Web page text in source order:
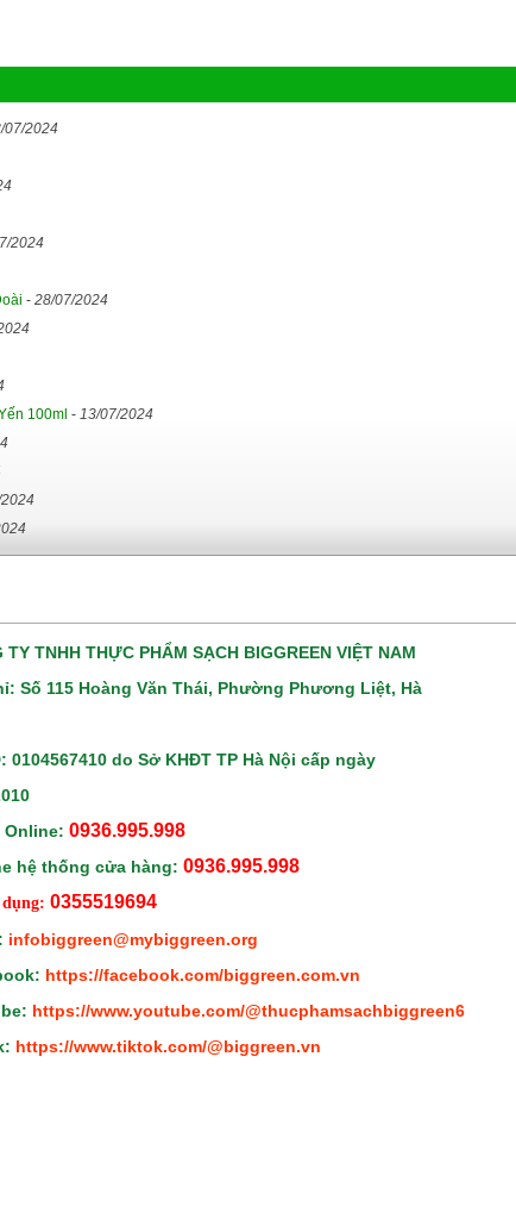
07/2024
2024
- 28/07/2024
100ml - 13/07/2024
TY TNHH THỰC PHẨM SẠCH BIGGREEN VIỆT NAM
Số 115 Hoàng Văn Thái, Phường Phương Liệt, Hà
0104567410 do Sở KHĐT TP Hà Nội cấp ngày
Online: 0936.995.998
hệ thống cửa hàng: 0936.995.998
0355519694
infobiggreen@mybiggreen.org
https://facebook.com/biggreen.com.vn
https://www.youtube.com/@thucphamsachbiggreen6950
https://www.tiktok.com/@biggreen.vn